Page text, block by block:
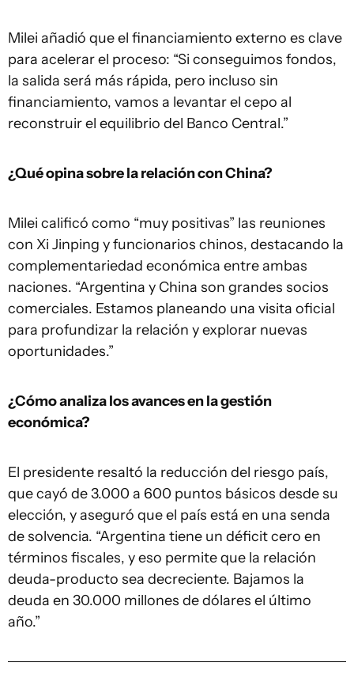
Milei añadió que el financiamiento externo es clave
para acelerar el proceso: “Si conseguimos fondos,
la salida será más rápida, pero incluso sin
financiamiento, vamos a levantar el cepo al
reconstruir el equilibrio del Banco Central.”
¿Qué opina sobre la relación con China?
Milei calificó como “muy positivas” las reuniones
con Xi Jinping y funcionarios chinos, destacando la
complementariedad económica entre ambas
naciones. “Argentina y China son grandes socios
comerciales. Estamos planeando una visita oficial
para profundizar la relación y explorar nuevas
oportunidades.”
¿Cómo analiza los avances en la gestión
económica?
El presidente resaltó la reducción del riesgo país,
que cayó de 3.000 a 600 puntos básicos desde su
elección, y aseguró que el país está en una senda
de solvencia. “Argentina tiene un déficit cero en
términos fiscales, y eso permite que la relación
deuda-producto sea decreciente. Bajamos la
deuda en 30.000 millones de dólares el último
año.”